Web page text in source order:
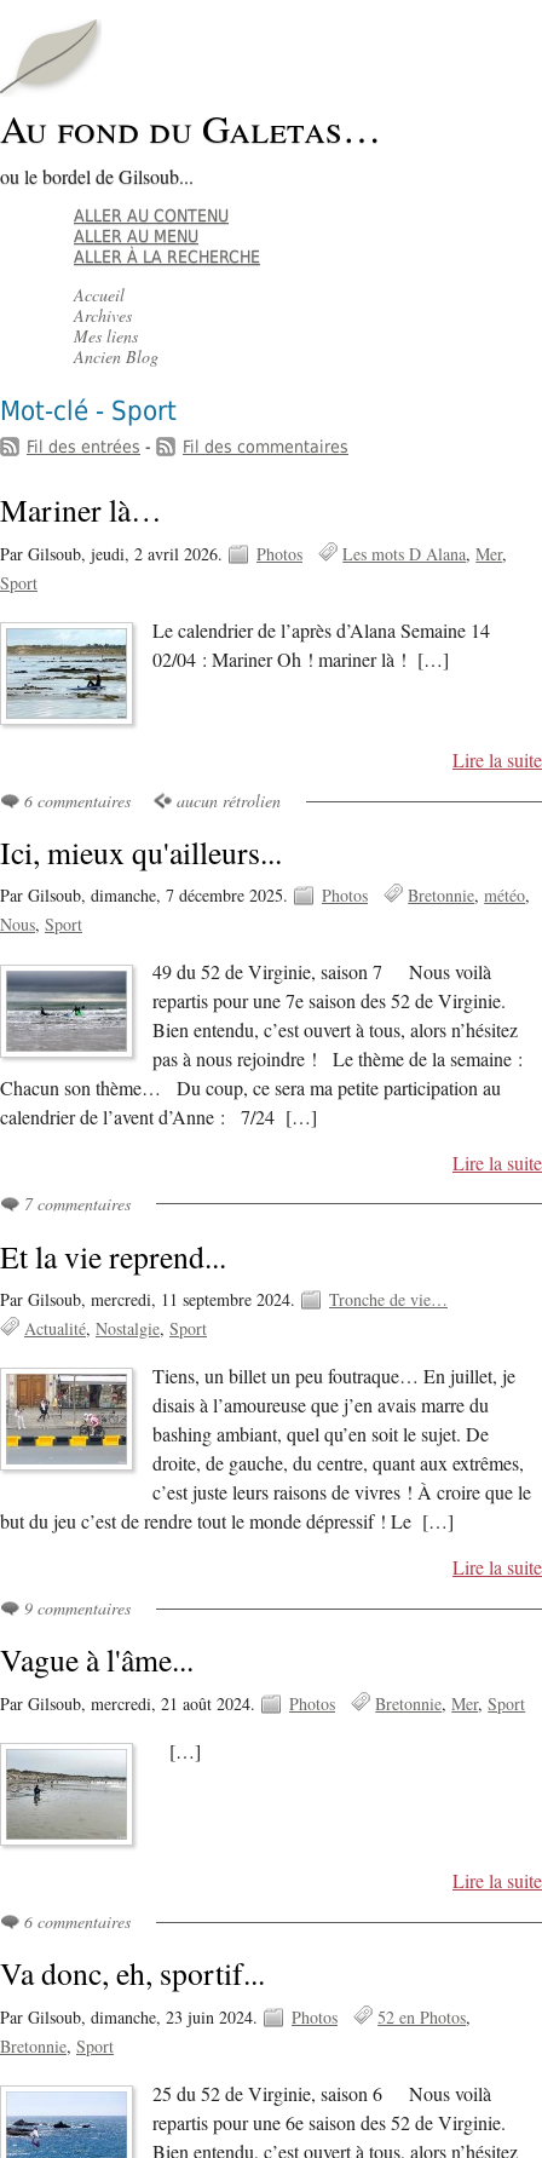
Au fond du Galetas…
ou le bordel de Gilsoub...
ALLER AU CONTENU
ALLER AU MENU
ALLER À LA RECHERCHE
Accueil
Archives
Mes liens
Ancien Blog
Mot-clé - Sport
Fil des entrées - Fil des commentaires
Mariner là…
Par Gilsoub, jeudi, 2 avril 2026. Photos Les mots D Alana Mer
Sport
Le calendrier de l’après d’Alana Semaine 14
02/04 : Mariner Oh ! mariner là ! […]
Lire la suite
6 commentaires aucun rétrolien
Ici, mieux qu'ailleurs...
Par Gilsoub, dimanche, 7 décembre 2025. Photos Bretonnie météo
Nous Sport
49 du 52 de Virginie, saison 7 Nous voilà
repartis pour une 7e saison des 52 de Virginie.
Bien entendu, c’est ouvert à tous, alors n’hésitez
pas à nous rejoindre ! Le thème de la semaine :
Chacun son thème… Du coup, ce sera ma petite participation au
calendrier de l’avent d’Anne : 7/24 […]
Lire la suite
7 commentaires
Et la vie reprend...
Par Gilsoub, mercredi, 11 septembre 2024.
Tronche de vie…
Actualité Nostalgie Sport
Tiens, un billet un peu foutraque… En juillet, je
disais à l’amoureuse que j’en avais marre du
bashing ambiant, quel qu’en soit le sujet. De
droite, de gauche, du centre, quant aux extrêmes,
c’est juste leurs raisons de vivres ! À croire que le
but du jeu c’est de rendre tout le monde dépressif ! Le […]
Lire la suite
9 commentaires
Vague à l'âme...
Par Gilsoub, mercredi, 21 août 2024. Photos Bretonnie Mer Sport
[…]
Lire la suite
6 commentaires
Va donc, eh, sportif...
Par Gilsoub, dimanche, 23 juin 2024. Photos
52 en Photos
Bretonnie Sport
25 du 52 de Virginie, saison 6 Nous voilà
repartis pour une 6e saison des 52 de Virginie.
Bien entendu, c’est ouvert à tous, alors n’hésitez